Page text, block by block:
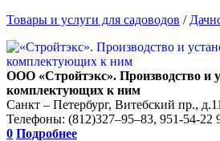
Товары и услуги для садоводов /
ООО «Стройтэкс». Производство и
комплектующих к ним
Санкт – Петербург, Витебский пр., д.11
Телефоны: (812)327–95–83, 951-54-22
0 Подробнее